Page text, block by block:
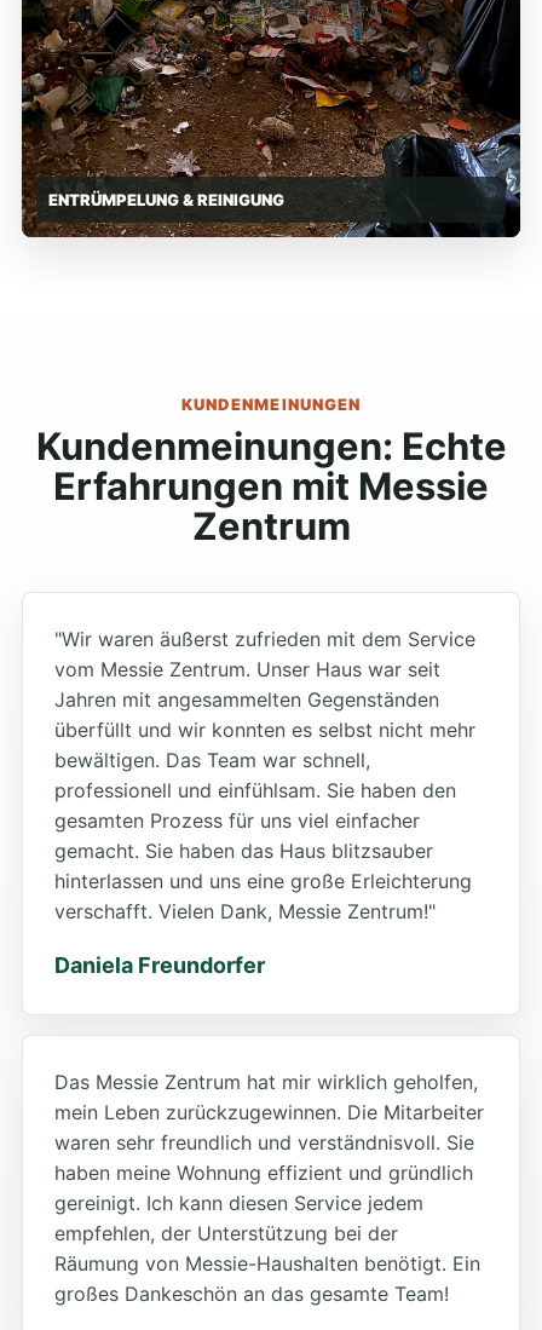
ENTRÜMPELUNG & REINIGUNG
KUNDENMEINUNGEN
Kundenmeinungen: Echte
Erfahrungen mit Messie
Zentrum
"Wir waren äußerst zufrieden mit dem Service
vom Messie Zentrum. Unser Haus war seit
Jahren mit angesammelten Gegenständen
überfüllt und wir konnten es selbst nicht mehr
bewältigen. Das Team war schnell,
professionell und einfühlsam. Sie haben den
gesamten Prozess für uns viel einfacher
gemacht. Sie haben das Haus blitzsauber
hinterlassen und uns eine große Erleichterung
verschafft. Vielen Dank, Messie Zentrum!"
Daniela Freundorfer
Das Messie Zentrum hat mir wirklich geholfen,
mein Leben zurückzugewinnen. Die Mitarbeiter
waren sehr freundlich und verständnisvoll. Sie
haben meine Wohnung effizient und gründlich
gereinigt. Ich kann diesen Service jedem
empfehlen, der Unterstützung bei der
Räumung von Messie-Haushalten benötigt. Ein
großes Dankeschön an das gesamte Team!